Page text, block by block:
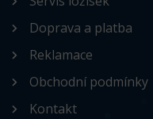
Doprava a platba
Reklamace
Obchodní podmínky
Kontakt